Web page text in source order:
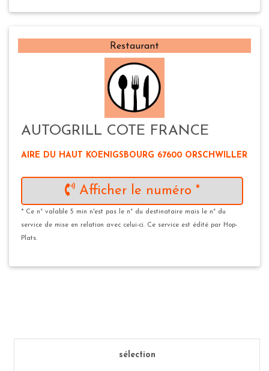
Restaurant
AUTOGRILL COTE FRANCE
AIRE DU HAUT KOENIGSBOURG 67600 ORSCHWILLER
Afficher le numéro *
* Ce n° valable 5 min n'est pas le n° du destinataire mais le n° du
service de mise en relation avec celui-ci. Ce service est édité par Hop-
Plats.
sélection